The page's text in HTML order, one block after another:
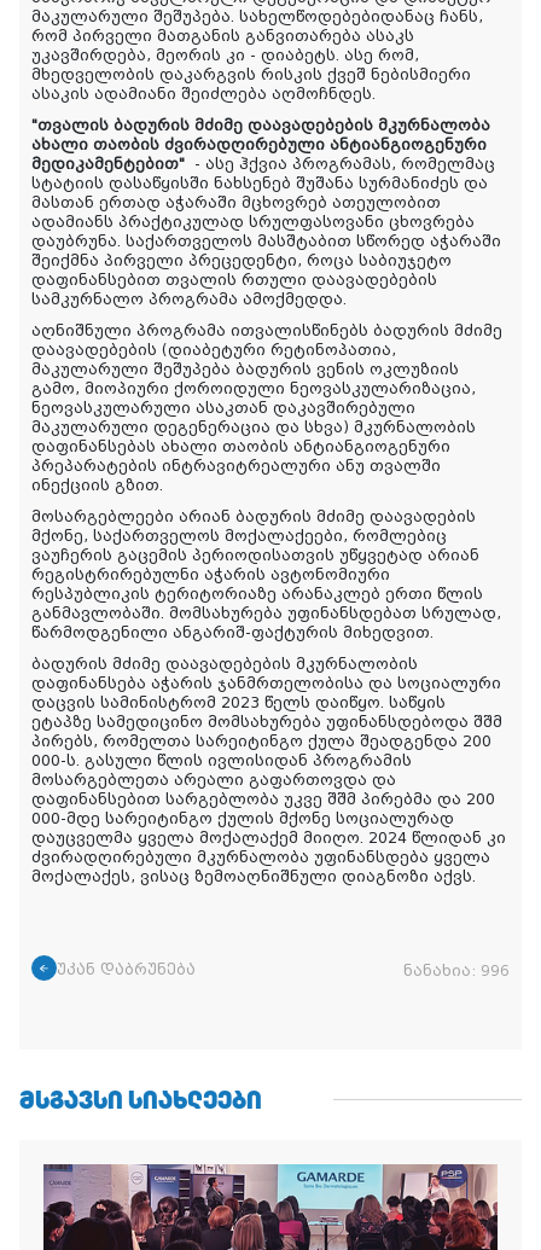
მაკულარული შეშუპება. სახელწოდებებიდანაც ჩანს,
რომ პირველი მათგანის განვითარება ასაკს
უკავშირდება, მეორის კი - დიაბეტს. ასე რომ,
მხედველობის დაკარგვის რისკის ქვეშ ნებისმიერი
ასაკის ადამიანი შეიძლება აღმოჩნდეს.
"თვალის ბადურის მძიმე დაავადებების მკურნალობა
ახალი თაობის ძვირადღირებული ანტიანგიოგენური
მედიკამენტებით" - ასე ჰქვია პროგრამას, რომელმაც
სტატიის დასაწყისში ნახსენებ შუშანა სურმანიძეს და
მასთან ერთად აჭარაში მცხოვრებ ათეულობით
ადამიანს პრაქტიკულად სრულფასოვანი ცხოვრება
დაუბრუნა. საქართველოს მასშტაბით სწორედ აჭარაში
შეიქმნა პირველი პრეცედენტი, როცა საბიუჯეტო
დაფინანსებით თვალის რთული დაავადებების
სამკურნალო პროგრამა ამოქმედდა.
აღნიშნული პროგრამა ითვალისწინებს ბადურის მძიმე
დაავადებების (დიაბეტური რეტინოპათია,
მაკულარული შეშუპება ბადურის ვენის ოკლუზიის
გამო, მიოპიური ქოროიდული ნეოვასკულარიზაცია,
ნეოვასკულარული ასაკთან დაკავშირებული
მაკულარული დეგენერაცია და სხვა) მკურნალობის
დაფინანსებას ახალი თაობის ანტიანგიოგენური
პრეპარატების ინტრავიტრეალური ანუ თვალში
ინექციის გზით.
მოსარგებლეები არიან ბადურის მძიმე დაავადების
მქონე, საქართველოს მოქალაქეები, რომლებიც
ვაუჩერის გაცემის პერიოდისათვის უწყვეტად არიან
რეგისტრირებულნი აჭარის ავტონომიური
რესპუბლიკის ტერიტორიაზე არანაკლებ ერთი წლის
განმავლობაში. მომსახურება უფინანსდებათ სრულად,
წარმოდგენილი ანგარიშ-ფაქტურის მიხედვით.
ბადურის მძიმე დაავადებების მკურნალობის
დაფინანსება აჭარის ჯანმრთელობისა და სოციალური
დაცვის სამინისტრომ 2023 წელს დაიწყო. საწყის
ეტაპზე სამედიცინო მომსახურება უფინანსდებოდა შშმ
პირებს, რომელთა სარეიტინგო ქულა შეადგენდა 200
000-ს. გასული წლის ივლისიდან პროგრამის
მოსარგებლეთა არეალი გაფართოვდა და
დაფინანსებით სარგებლობა უკვე შშმ პირებმა და 200
000-მდე სარეიტინგო ქულის მქონე სოციალურად
დაუცველმა ყველა მოქალაქემ მიიღო. 2024 წლიდან კი
ძვირადღირებული მკურნალობა უფინანსდება ყველა
მოქალაქეს, ვისაც ზემოაღნიშნული დიაგნოზი აქვს.
უკან დაბრუნება ნანახია: 996
ᲛᲡᲒᲐᲕᲡᲘ ᲡᲘᲐᲮᲚᲔᲔᲑᲘ